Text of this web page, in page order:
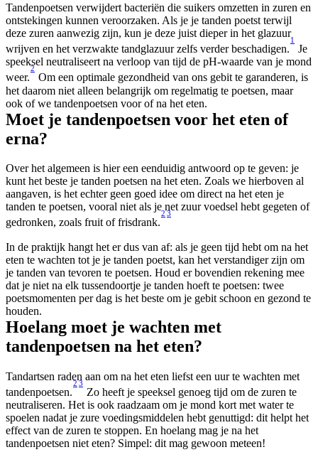
Tandenpoetsen verwijdert bacteriën die suikers omzetten in zuren en
ontstekingen kunnen veroorzaken. Als je je tanden poetst terwijl
deze zuren aanwezig zijn, kun je deze juist dieper in het glazuur
wrijven en het verzwakte tandglazuur zelfs verder beschadigen.
1
Je
speeksel neutraliseert na verloop van tijd de pH-waarde van je mond
weer.
2
Om een optimale gezondheid van ons gebit te garanderen, is
het daarom niet alleen belangrijk om regelmatig te poetsen, maar
ook of we tandenpoetsen voor of na het eten.
Moet je tandenpoetsen voor het eten of
erna?
Over het algemeen is hier een eenduidig antwoord op te geven: je
kunt het beste je tanden poetsen na het eten. Zoals we hierboven al
aangaven, is het echter geen goed idee om direct na het eten je
tanden te poetsen, vooral niet als je net zuur voedsel hebt gegeten of
gedronken, zoals fruit of frisdrank.
2 3
In de praktijk hangt het er dus van af: als je geen tijd hebt om na het
eten te wachten tot je je tanden poetst, kan het verstandiger zijn om
je tanden van tevoren te poetsen. Houd er bovendien rekening mee
dat je niet na elk tussendoortje je tanden hoeft te poetsen: twee
poetsmomenten per dag is het beste om je gebit schoon en gezond te
houden.
Hoelang moet je wachten met
tandenpoetsen na het eten?
Tandartsen raden aan om na het eten liefst een uur te wachten met
tandenpoetsen.
23
Zo heeft je speeksel genoeg tijd om de zuren te
neutraliseren. Het is ook raadzaam om je mond kort met water te
spoelen nadat je zure voedingsmiddelen hebt genuttigd: dit helpt het
effect van de zuren te stoppen. En hoelang mag je na het
tandenpoetsen niet eten? Simpel: dit mag gewoon meteen!